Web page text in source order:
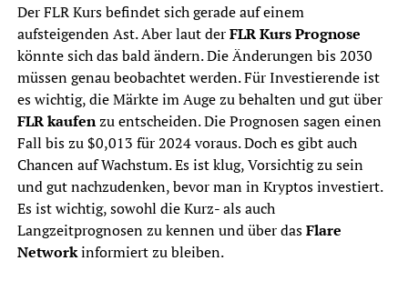
Der FLR Kurs befindet sich gerade auf einem
aufsteigenden Ast. Aber laut derFLR Kurs Prognose
könnte sich das bald ändern. Die Änderungen bis 2030
müssen genau beobachtet werden. Für Investierende ist
es wichtig, die Märkte im Auge zu behalten und gut über
FLR kaufenzu entscheiden. Die Prognosen sagen einen
Fall bis zu $0,013 für 2024 voraus. Doch es gibt auch
Chancen auf Wachstum. Es ist klug, Vorsichtig zu sein
und gut nachzudenken, bevor man in Kryptos investiert.
Es ist wichtig, sowohl die Kurz- als auch
Langzeitprognosen zu kennen und über dasFlare
Networkinformiert zu bleiben.